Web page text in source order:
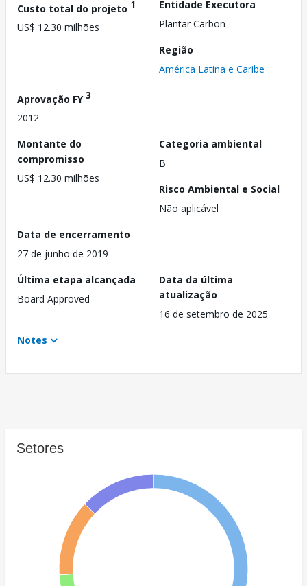
Custo total do projeto 1
US$ 12.30 milhões
Entidade Executora
Plantar Carbon
Região
América Latina e Caribe
Aprovação FY3
2012
Montante do
compromisso
US$ 12.30 milhões
Categoria ambiental
B
Risco Ambiental e Social
Não aplicável
Data de encerramento
27 de junho de 2019
Última etapa alcançada
Board Approved
Data da última
atualização
16 de setembro de 2025
Notes
Setores